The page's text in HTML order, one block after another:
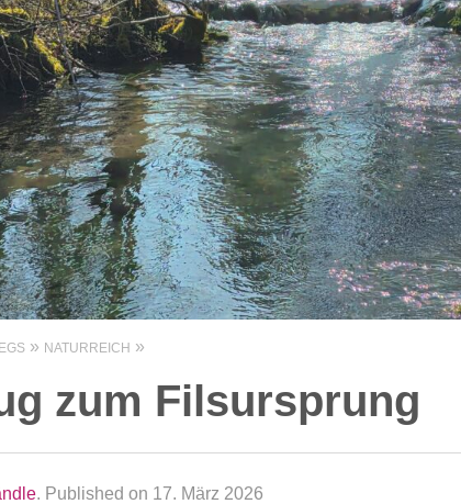
NATURREICH
zum Filsursprung
. Published on 17. März 2026